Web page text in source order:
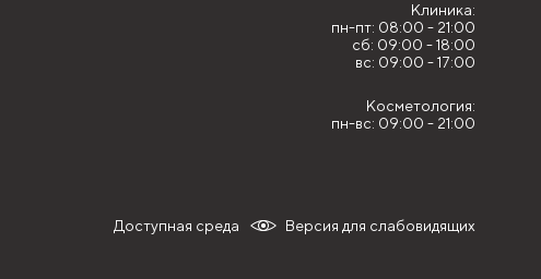
Клиника:
пн-пт: 08:00 - 21:00
сб: 09:00 - 18:00
вс: 09:00 - 17:00
Косметология:
пн-вс: 09:00 - 21:00
Версия для слабовидящих
Доступная среда